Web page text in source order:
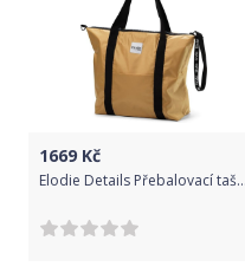
1669 Kč
Elodie Details Přebalovací taška Soft Shell Gold